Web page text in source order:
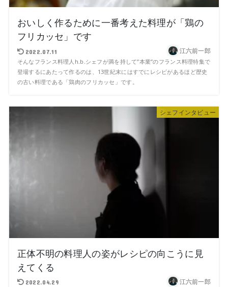
おいしく作るために一番考えた料理が「鶏の
フリカッセ」です
2022.07.11 江六前一郎
そんなフランス料理人h.b.シェフが満を持して”本業”のフランス料理特集で
登場するにあたって作るのは、13世紀末にはすでにレシピがあるほど歴史
の古い料理である「鶏肉のフリカッセ」です。
シェフインタビュー
正体不明の料理人の姿がレシピの向こうに見
えてくる
2022.04.29 江六前一郎